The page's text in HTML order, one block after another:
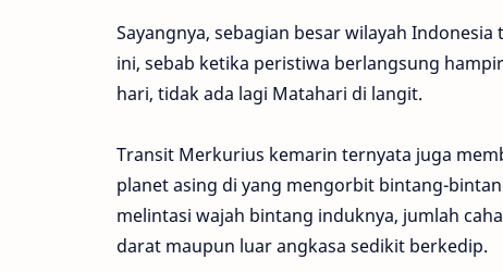
Sayangnya, sebagian besar wilayah
ini, sebab ketika peristiwa berlangsung
hari, tidak ada lagi Matahari di langit.
Transit Merkurius kemarin ternyata juga
planet asing di yang mengorbit bintang-
melintasi wajah bintang induknya, jumlah
darat maupun luar angkasa sedikit berkedip.